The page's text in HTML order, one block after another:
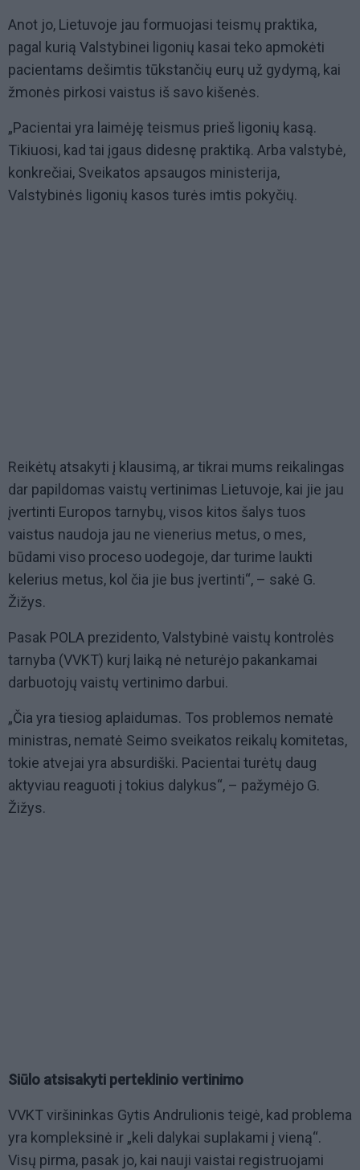
Anot jo, Lietuvoje jau formuojasi teismų praktika,
pagal kurią Valstybinei ligonių kasai teko apmokėti
pacientams dešimtis tūkstančių eurų už gydymą, kai
žmonės pirkosi vaistus iš savo kišenės.
„Pacientai yra laimėję teismus prieš ligonių kasą.
Tikiuosi, kad tai įgaus didesnę praktiką. Arba valstybė,
konkrečiai, Sveikatos apsaugos ministerija,
Valstybinės ligonių kasos turės imtis pokyčių.
Reikėtų atsakyti į klausimą, ar tikrai mums reikalingas
dar papildomas vaistų vertinimas Lietuvoje, kai jie jau
įvertinti Europos tarnybų, visos kitos šalys tuos
vaistus naudoja jau ne vienerius metus, o mes,
būdami viso proceso uodegoje, dar turime laukti
kelerius metus, kol čia jie bus įvertinti“, – sakė G.
Žižys.
Pasak POLA prezidento, Valstybinė vaistų kontrolės
tarnyba (VVKT) kurį laiką nė neturėjo pakankamai
darbuotojų vaistų vertinimo darbui.
„Čia yra tiesiog aplaidumas. Tos problemos nematė
ministras, nematė Seimo sveikatos reikalų komitetas,
tokie atvejai yra absurdiški. Pacientai turėtų daug
aktyviau reaguoti į tokius dalykus“, – pažymėjo G.
Žižys.
Siūlo atsisakyti perteklinio vertinimo
VVKT viršininkas Gytis Andrulionis teigė, kad problema
yra kompleksinė ir „keli dalykai suplakami į vieną“.
Visų pirma, pasak jo, kai nauji vaistai registruojami